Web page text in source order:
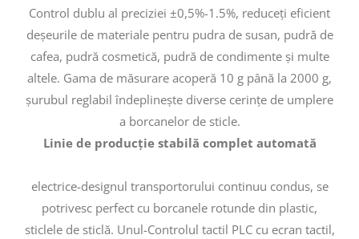
Control dublu al preciziei ±0,5%-1.5%, reduceți eficient
deșeurile de materiale pentru pudra de susan, pudră de
cafea, pudră cosmetică, pudră de condimente și multe
altele. Gama de măsurare acoperă 10 g până la 2000 g,
șurubul reglabil îndeplinește diverse cerințe de umplere
a borcanelor de sticle.
Linie de producție stabilă complet automată
electrice-designul transportorului continuu condus, se
potrivesc perfect cu borcanele rotunde din plastic,
sticlele de sticlă. Unul-Controlul tactil PLC cu ecran tactil,